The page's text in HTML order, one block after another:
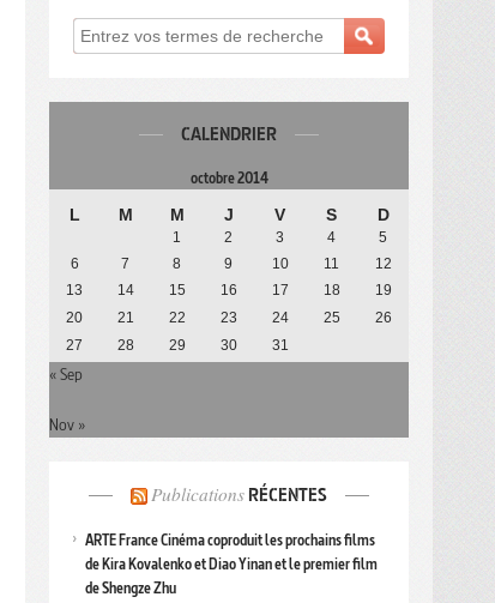
CALENDRIER
octobre 2014
L M M J V S D
1 2 3 4
5
6
7 8 9 10 11
12
13
14 15 16 17 18
19
20
21 22 23 24 25
26
27
28 29 30 31
« Sep
Nov »
Publications RÉCENTES
ARTE France Cinéma coproduit les prochains films
de Kira Kovalenko et Diao Yinan et le premier film
de Shengze Zhu